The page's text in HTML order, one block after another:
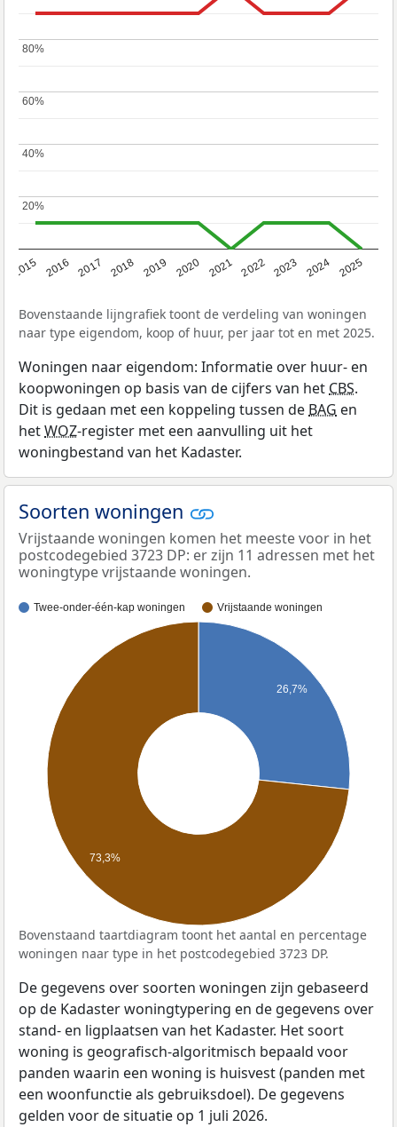
2015 2016 2017 2018 2019 2020 2021 2022 2023 2024 2025
20%
20%
40%
40%
60%
60%
80%
80%
Bovenstaande lijngrafiek toont de verdeling van woningen
naar type eigendom, koop of huur, per jaar tot en met 2025.
Woningen naar eigendom: Informatie over huur- en
koopwoningen op basis van de cijfers van het CBS.
Dit is gedaan met een koppeling tussen de BAG en
hetWOZ-register met een aanvulling uit het
woningbestand van het Kadaster.
Soorten woningen
Vrijstaande woningen komen het meeste voor in het
postcodegebied 3723 DP: er zijn 11 adressen met het
woningtype vrijstaande woningen.
Twee-onder-één-kap woningen Vrijstaande woningen
26,7%
73,3%
Bovenstaand taartdiagram toont het aantal en percentage
woningen naar type in het postcodegebied 3723 DP.
De gegevens over soorten woningen zijn gebaseerd
op de Kadaster woningtypering en de gegevens over
stand- en ligplaatsen van het Kadaster. Het soort
woning is geografisch-algoritmisch bepaald voor
panden waarin een woning is huisvest (panden met
een woonfunctie als gebruiksdoel). De gegevens
gelden voor de situatie op 1 juli 2026.